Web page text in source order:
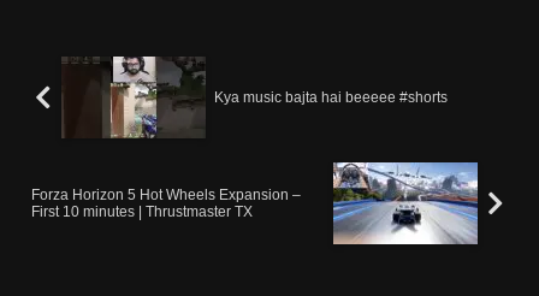
Kya music bajta hai beeeee #shorts
Forza Horizon 5 Hot Wheels Expansion –
First 10 minutes | Thrustmaster TX